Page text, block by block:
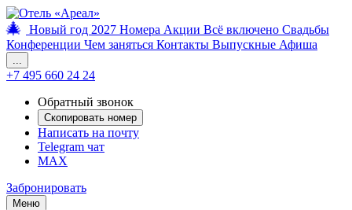
🎄 Новый год 2027 Номера Акции Всё включено Свадьбы
Конференции Чем заняться Контакты Выпускные Афиша
...
+7 495 660 24 24
Обратный звонок
Скопировать номер
Написать на почту
Telegram чат
MAX
Забронировать
Меню